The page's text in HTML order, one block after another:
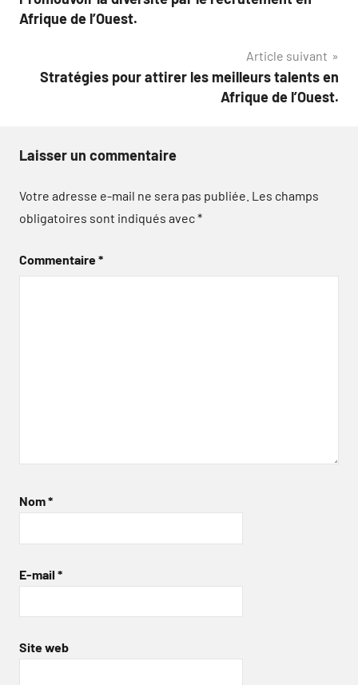
de
Afrique de l’Ouest.
Article suivant
Stratégies pour attirer les meilleurs talents en
Afrique de l’Ouest.
Laisser un commentaire
Votre adresse e-mail ne sera pas publiée. Les champs
obligatoires sont indiqués avec*
Commentaire*
Nom*
E-mail *
Site web